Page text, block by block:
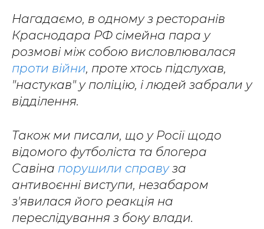
Нагадаємо, в одному з ресторанів
Краснодара РФ сімейна пара у
розмові між собою висловлювалася
проти війни, проте хтось підслухав,
"настукав" у поліцію, і людей забрали у
відділення.
Також ми писали, що у Росії щодо
відомого футболіста та блогера
Савіна порушили справуза
антивоєнні виступи, незабаром
з'явилася його реакція на
переслідування з боку влади.